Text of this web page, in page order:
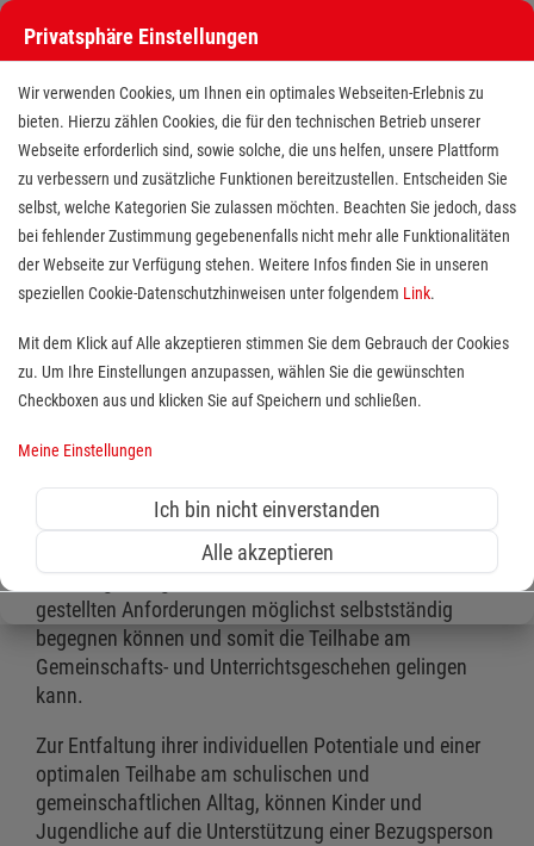
Schulbegleiter (m/w/d) in Teilzeit
(30 Std./Woche) an einer
Förderschule in Euskirchen
Der Malteser Schulbegleitdienst soll Kinder und
Jugendliche in Schulen im Sinne der integrativen
Schulbegleitung unterstützen, damit sie den dort
gestellten Anforderungen möglichst selbstständig
begegnen können und somit die Teilhabe am
Gemeinschafts- und Unterrichtsgeschehen gelingen
kann.
Zur Entfaltung ihrer individuellen Potentiale und einer
optimalen Teilhabe am schulischen und
gemeinschaftlichen Alltag, können Kinder und
Jugendliche auf die Unterstützung einer Bezugsperson
Privatsphäre Einstellungen
Wir verwenden Cookies, um Ihnen ein optimales Webseiten-Erlebnis zu
bieten. Hierzu zählen Cookies, die für den technischen Betrieb unserer
Webseite erforderlich sind, sowie solche, die uns helfen, unsere Plattform
zu verbessern und zusätzliche Funktionen bereitzustellen. Entscheiden Sie
selbst, welche Kategorien Sie zulassen möchten. Beachten Sie jedoch, dass
bei fehlender Zustimmung gegebenenfalls nicht mehr alle Funktionalitäten
der Webseite zur Verfügung stehen. Weitere Infos finden Sie in unseren
speziellen Cookie-Datenschutzhinweisen unter folgendem Link.
Mit dem Klick auf Alle akzeptieren stimmen Sie dem Gebrauch der Cookies
zu. Um Ihre Einstellungen anzupassen, wählen Sie die gewünschten
Checkboxen aus und klicken Sie auf Speichern und schließen.
Meine Einstellungen
Ich bin nicht einverstanden
Alle akzeptieren